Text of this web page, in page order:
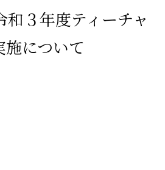
和３年度ティーチャ
施について